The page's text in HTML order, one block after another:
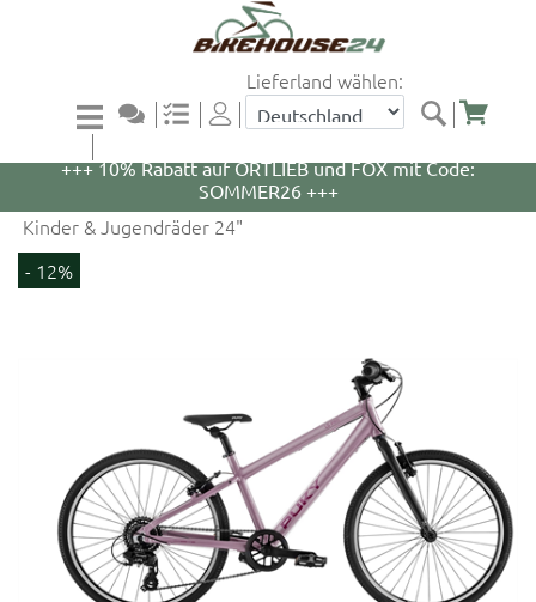
Lieferland wählen:
+++ 5% Rabatt auf WOOM Bikes und Zubehör mit
+++ 10% Rabatt auf ORTLIEB und FOX mit Code:
SOMMER26 +++
Kinder & Jugendräder 24"
- 12%